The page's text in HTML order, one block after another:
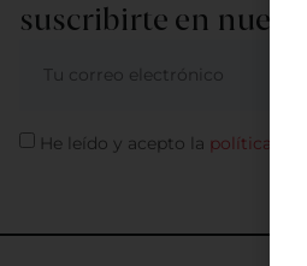
suscribirte en
He leído y acepto la política de